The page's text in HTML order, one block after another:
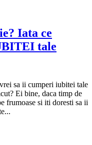
Iata ce
tale
sa ii cumperi iubitei tale
Ei bine, daca timp de
frumoase si iti doresti sa ii